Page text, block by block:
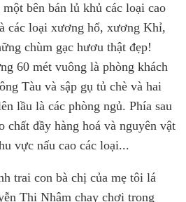
bên bán lủ khủ các loại cao
các loại xương hổ, xương Khỉ,
chùm gạc hươu thật đẹp!
60 mét vuông là phòng khách
Tàu và sập gụ tủ chè và hai
lầu là các phòng ngủ. Phía sau
chất đầy hàng hoá và nguyên vật
vực nấu cao các loại...
trai con bà chị của mẹ tôi lá
Thị Nhâm chạy chơi trong